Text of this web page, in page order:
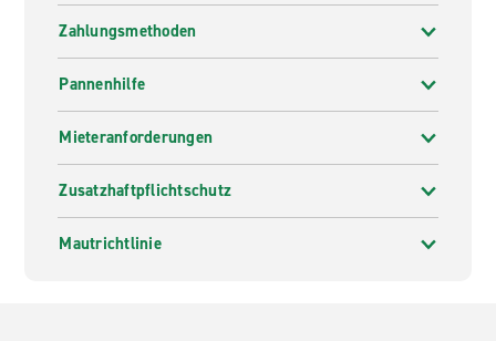
Zahlungsmethoden
Pannenhilfe
Mieteranforderungen
Zusatzhaftpflichtschutz
Mautrichtlinie